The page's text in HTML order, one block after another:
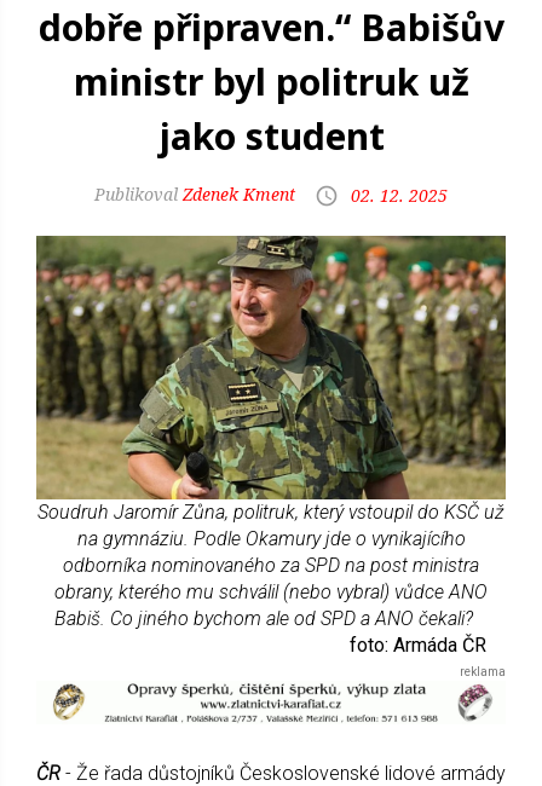
dobře připraven.“ Babišův
ministr byl politruk už
jako student
Zdenek Kment 02. 12. 2025
Soudruh Jaromír Zůna, politruk, který vstoupil do KSČ už
na gymnáziu. Podle Okamury jde o vynikajícího
odborníka nominovaného za SPD na post ministra
obrany, kterého mu schválil (nebo vybral) vůdce ANO
Babiš. Co jiného bychom ale od SPD a ANO čekali?
foto: Armáda ČR
ČR - Že řada důstojníků Československé lidové armády